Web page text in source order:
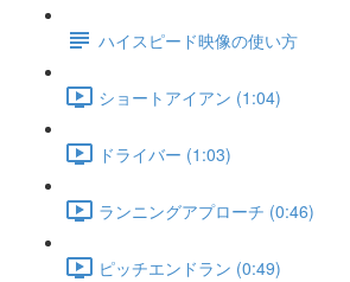
ハイスピード映像の使い方
ショートアイアン (1:04)
ドライバー (1:03)
ランニングアプローチ (0:46)
ピッチエンドラン (0:49)